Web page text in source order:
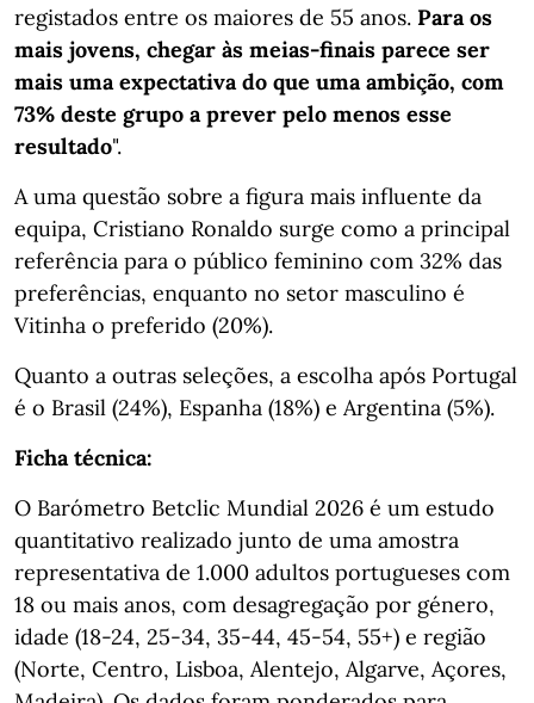
registados entre os maiores de 55 anos. Para os
mais jovens, chegar às meias-finais parece ser
mais uma expectativa do que uma ambição, com
73% deste grupo a prever pelo menos esse
resultado".
A uma questão sobre a figura mais influente da
equipa, Cristiano Ronaldo surge como a principal
referência para o público feminino com 32% das
preferências, enquanto no setor masculino é
Vitinha o preferido (20%).
Quanto a outras seleções, a escolha após Portugal
é o Brasil (24%), Espanha (18%) e Argentina (5%).
Ficha técnica:
O Barómetro Betclic Mundial 2026 é um estudo
quantitativo realizado junto de uma amostra
representativa de 1.000 adultos portugueses com
18 ou mais anos, com desagregação por género,
idade (18-24, 25-34, 35-44, 45-54, 55+) e região
(Norte, Centro, Lisboa, Alentejo, Algarve, Açores,